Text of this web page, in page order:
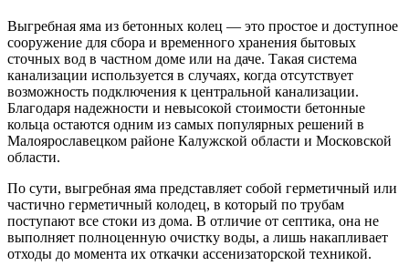
Выгребная яма из бетонных колец — это простое и доступное
сооружение для сбора и временного хранения бытовых
сточных вод в частном доме или на даче. Такая система
канализации используется в случаях, когда отсутствует
возможность подключения к центральной канализации.
Благодаря надежности и невысокой стоимости бетонные
кольца остаются одним из самых популярных решений в
Малоярославецком районе Калужской области и Московской
области.
По сути, выгребная яма представляет собой герметичный или
частично герметичный колодец, в который по трубам
поступают все стоки из дома. В отличие от септика, она не
выполняет полноценную очистку воды, а лишь накапливает
отходы до момента их откачки ассенизаторской техникой.